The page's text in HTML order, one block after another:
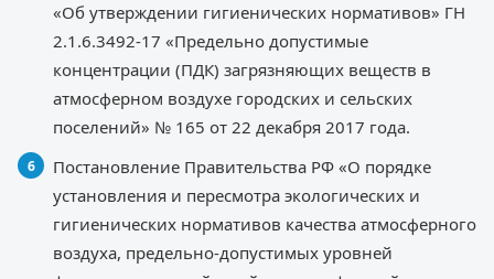
«Об утверждении гигиенических нормативов» ГН
2.1.6.3492-17 «Предельно допустимые
концентрации (ПДК) загрязняющих веществ в
атмосферном воздухе городских и сельских
поселений» № 165 от 22 декабря 2017 года.
Постановление Правительства РФ «О порядке
установления и пересмотра экологических и
гигиенических нормативов качества атмосферного
воздуха, предельно-допустимых уровней